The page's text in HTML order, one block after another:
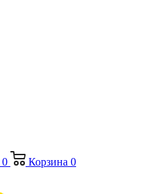
0 Корзина 0